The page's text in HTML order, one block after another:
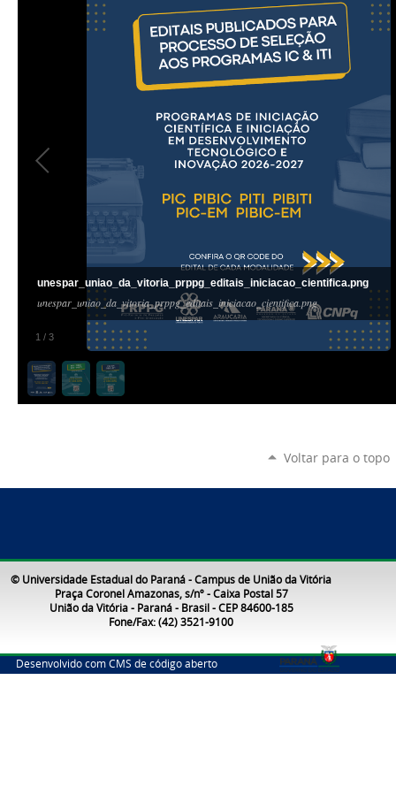
1 / 3
unespar_uniao_da_vitoria_prppg_editais_iniciacao_cientifica.png
unespar_uniao_da_vitoria_prppg_editais_iniciacao_cientifica.png
Voltar para o topo
© Universidade Estadual do Paraná - Campus de União da Vitória
Praça Coronel Amazonas, s/nº - Caixa Postal 57
União da Vitória - Paraná - Brasil - CEP 84600-185
Fone/Fax: (42) 3521-9100
Desenvolvido com CMS de código aberto